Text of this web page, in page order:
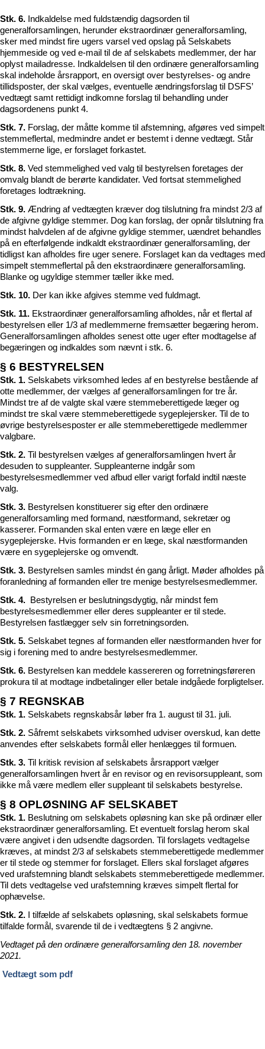
Stk. 6. Indkaldelse med fuldstændig dagsorden til
generalforsamlingen, herunder ekstraordinær generalforsamling,
sker med mindst fire ugers varsel ved opslag på Selskabets
hjemmeside og ved e-mail til de af selskabets medlemmer, der har
oplyst mailadresse. Indkaldelsen til den ordinære generalforsamling
skal indeholde årsrapport, en oversigt over bestyrelses- og andre
tillidsposter, der skal vælges, eventuelle ændringsforslag til DSFS’
vedtægt samt rettidigt indkomne forslag til behandling under
dagsordenens punkt 4.
Stk. 7. Forslag, der måtte komme til afstemning, afgøres ved simpelt
stemmeflertal, medmindre andet er bestemt i denne vedtægt. Står
stemmerne lige, er forslaget forkastet.
Stk. 8. Ved stemmelighed ved valg til bestyrelsen foretages der
omvalg blandt de berørte kandidater. Ved fortsat stemmelighed
foretages lodtrækning.
Stk. 9. Ændring af vedtægten kræver dog tilslutning fra mindst 2/3 af
de afgivne gyldige stemmer. Dog kan forslag, der opnår tilslutning fra
mindst halvdelen af de afgivne gyldige stemmer, uændret behandles
på en efterfølgende indkaldt ekstraordinær generalforsamling, der
tidligst kan afholdes fire uger senere. Forslaget kan da vedtages med
simpelt stemmeflertal på den ekstraordinære generalforsamling.
Blanke og ugyldige stemmer tæller ikke med.
Stk. 10. Der kan ikke afgives stemme ved fuldmagt.
Stk. 11. Ekstraordinær generalforsamling afholdes, når et flertal af
bestyrelsen eller 1/3 af medlemmerne fremsætter begæring herom.
Generalforsamlingen afholdes senest otte uger efter modtagelse af
begæringen og indkaldes som nævnt i stk. 6.
§ 6 BESTYRELSEN
Stk. 1. Selskabets virksomhed ledes af en bestyrelse bestående af
otte medlemmer, der vælges af generalforsamlingen for tre år.
Mindst tre af de valgte skal være stemmeberettigede læger og
mindst tre skal være stemmeberettigede sygeplejersker. Til de to
øvrige bestyrelsesposter er alle stemmeberettigede medlemmer
valgbare.
Stk. 2. Til bestyrelsen vælges af generalforsamlingen hvert år
desuden to suppleanter. Suppleanterne indgår som
bestyrelsesmedlemmer ved afbud eller varigt forfald indtil næste
valg.
Stk. 3. Bestyrelsen konstituerer sig efter den ordinære
generalforsamling med formand, næstformand, sekretær og
kasserer. Formanden skal enten være en læge eller en
sygeplejerske. Hvis formanden er en læge, skal næstformanden
være en sygeplejerske og omvendt.
Stk. 3. Bestyrelsen samles mindst én gang årligt. Møder afholdes på
foranledning af formanden eller tre menige bestyrelsesmedlemmer.
Stk. 4. Bestyrelsen er beslutningsdygtig, når mindst fem
bestyrelsesmedlemmer eller deres suppleanter er til stede.
Bestyrelsen fastlægger selv sin forretningsorden.
Stk. 5. Selskabet tegnes af formanden eller næstformanden hver for
sig i forening med to andre bestyrelsesmedlemmer.
Stk. 6. Bestyrelsen kan meddele kassereren og forretningsføreren
prokura til at modtage indbetalinger eller betale indgåede forpligtelser.
§ 7 REGNSKAB
Stk. 1. Selskabets regnskabsår løber fra 1. august til 31. juli.
Stk. 2. Såfremt selskabets virksomhed udviser overskud, kan dette
anvendes efter selskabets formål eller henlægges til formuen.
Stk. 3. Til kritisk revision af selskabets årsrapport vælger
generalforsamlingen hvert år en revisor og en revisorsuppleant, som
ikke må være medlem eller suppleant til selskabets bestyrelse.
§ 8 OPLØSNING AF SELSKABET
Stk. 1. Beslutning om selskabets opløsning kan ske på ordinær eller
ekstraordinær generalforsamling. Et eventuelt forslag herom skal
være angivet i den udsendte dagsorden. Til forslagets vedtagelse
kræves, at mindst 2/3 af selskabets stemmeberettigede medlemmer
er til stede og stemmer for forslaget. Ellers skal forslaget afgøres
ved urafstemning blandt selskabets stemmeberettigede medlemmer.
Til dets vedtagelse ved urafstemning kræves simpelt flertal for
ophævelse.
Stk. 2. I tilfælde af selskabets opløsning, skal selskabets formue
tilfalde formål, svarende til de i vedtægtens § 2 angivne.
Vedtaget på den ordinære generalforsamling den 18. november
2021.
Vedtægt som pdf